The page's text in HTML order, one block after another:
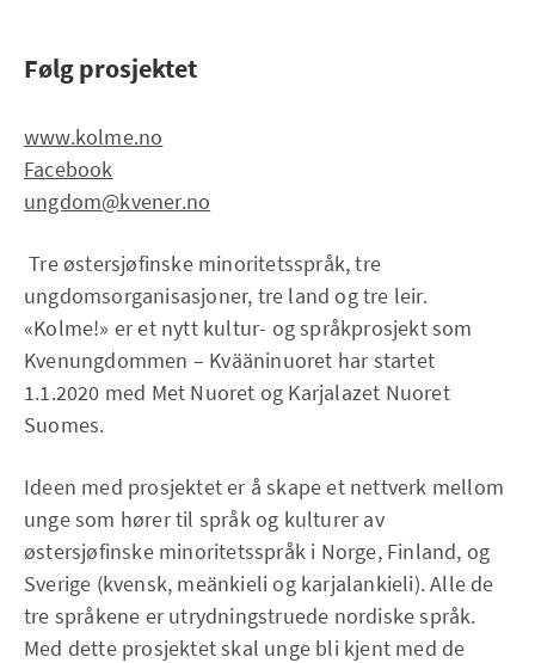
Følg prosjektet
www.kolme.no
Facebook
ungdom@kvener.no
Tre østersjøfinske minoritetsspråk, tre
ungdomsorganisasjoner, tre land og tre leir.
«Kolme!» er et nytt kultur- og språkprosjekt som
Kvenungdommen – Kvääninuoret har startet
1.1.2020 med Met Nuoret og Karjalazet Nuoret
Suomes.
Ideen med prosjektet er å skape et nettverk mellom
unge som hører til språk og kulturer av
østersjøfinske minoritetsspråk i Norge, Finland, og
Sverige (kvensk, meänkieli og karjalankieli). Alle de
tre språkene er utrydningstruede nordiske språk.
Med dette prosjektet skal unge bli kjent med de